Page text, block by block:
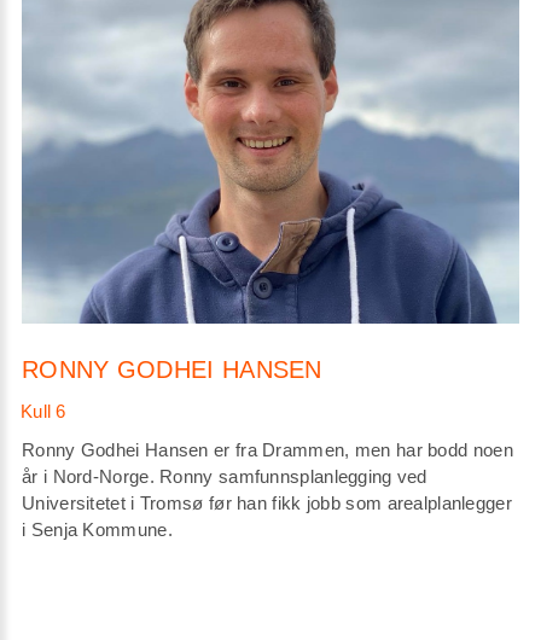
RONNY GODHEI HANSEN
Ronny Godhei Hansen er fra Drammen, men har bodd noen
år i Nord-Norge. Ronny samfunnsplanlegging ved
Universitetet i Tromsø før han fikk jobb som arealplanlegger
i Senja Kommune.